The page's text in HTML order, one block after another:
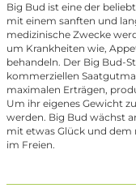
Big Bud ist eine der
mit einem sanften und
medizinische Zwecke
um Krankheiten wie,
behandeln. Der Big Bud-
kommerziellen
maximalen Erträgen,
Um ihr eigenes Gewicht
werden. Big Bud wächst
mit etwas Glück und
im Freien.